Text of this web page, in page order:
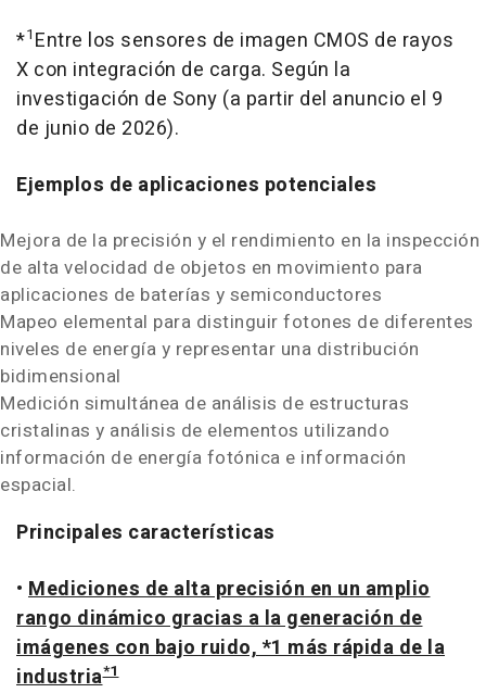
*1 Entre los sensores de imagen CMOS de rayos
X con integración de carga. Según la
investigación de Sony (a partir del anuncio el 9
de junio de 2026).
Ejemplos de aplicaciones potenciales
Mejora de la precisión y el rendimiento en la inspección
de alta velocidad de objetos en movimiento para
aplicaciones de baterías y semiconductores
Mapeo elemental para distinguir fotones de diferentes
niveles de energía y representar una distribución
bidimensional
Medición simultánea de análisis de estructuras
cristalinas y análisis de elementos utilizando
información de energía fotónica e información
espacial.
Principales características
• Mediciones de alta precisión en un amplio
rango dinámico gracias a la generación de
imágenes con bajo ruido, *1 más rápida de la
industria*1